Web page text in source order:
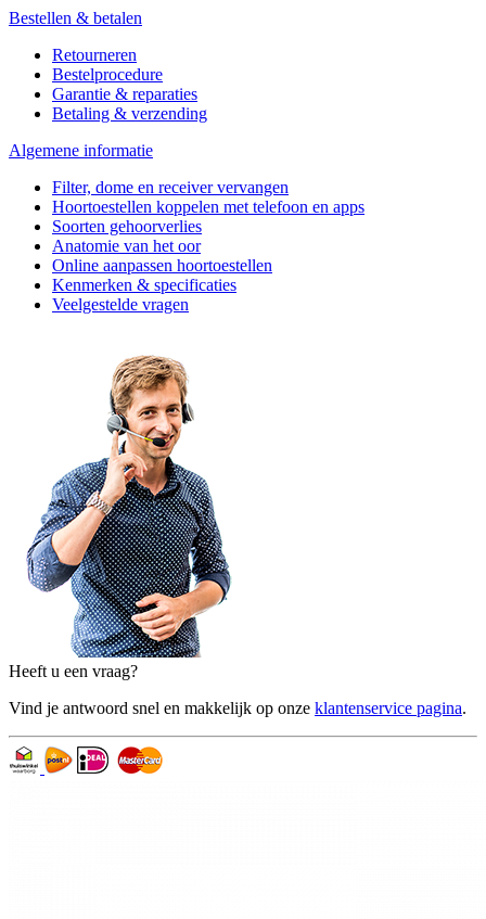
Bestellen & betalen
Retourneren
Bestelprocedure
Garantie & reparaties
Betaling & verzending
Algemene informatie
Filter, dome en receiver vervangen
Hoortoestellen koppelen met telefoon en apps
Soorten gehoorverlies
Anatomie van het oor
Online aanpassen hoortoestellen
Kenmerken & specificaties
Veelgestelde vragen
Heeft u een vraag?
Vind je antwoord snel en makkelijk op onze klantenservice pagina.